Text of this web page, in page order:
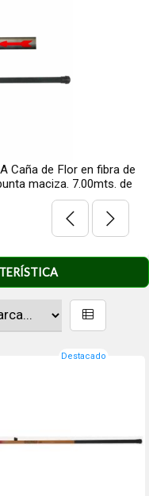
Caña de Flor en fibra de
maciza. 7.00mts. de
Destacado